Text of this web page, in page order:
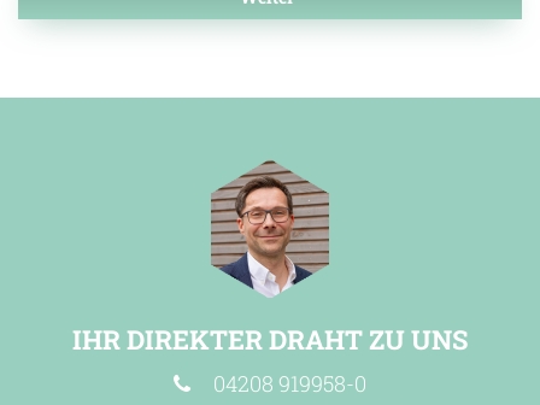
IHR DIREKTER DRAHT ZU UNS
04208 919958-0